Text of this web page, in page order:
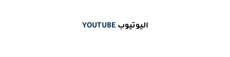
اليوتيوبYOUTUBE